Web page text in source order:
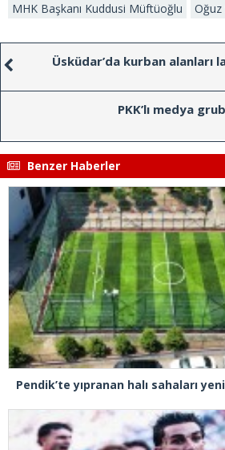
MHK Başkanı Kuddusi Müftüoğlu
Oğuz
Üsküdar’da kurban alanları
PKK’lı medya
Benzer Haberler
Pendik’te yıpranan halı sahaları